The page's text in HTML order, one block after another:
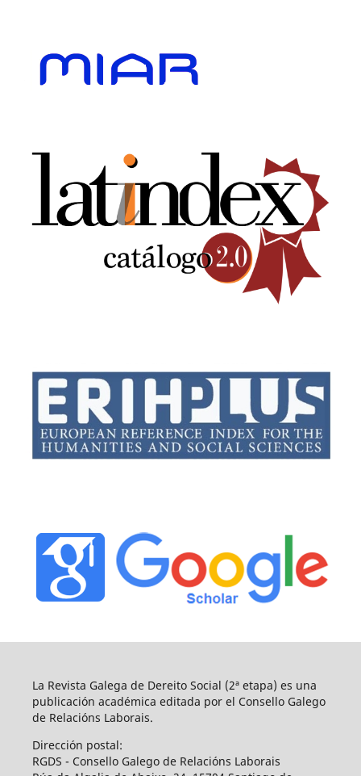
La Revista Galega de Dereito Social (2ª etapa) es una
publicación académica editada por el Consello Galego
de Relacións Laborais.
Dirección postal:
RGDS - Consello Galego de Relacións Laborais